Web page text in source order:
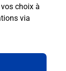
choix à
via